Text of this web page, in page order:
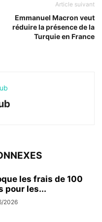
Article suivant
Emmanuel Macron veut
réduire la présence de la
Turquie en France
les frais de 100
pour les...
2026